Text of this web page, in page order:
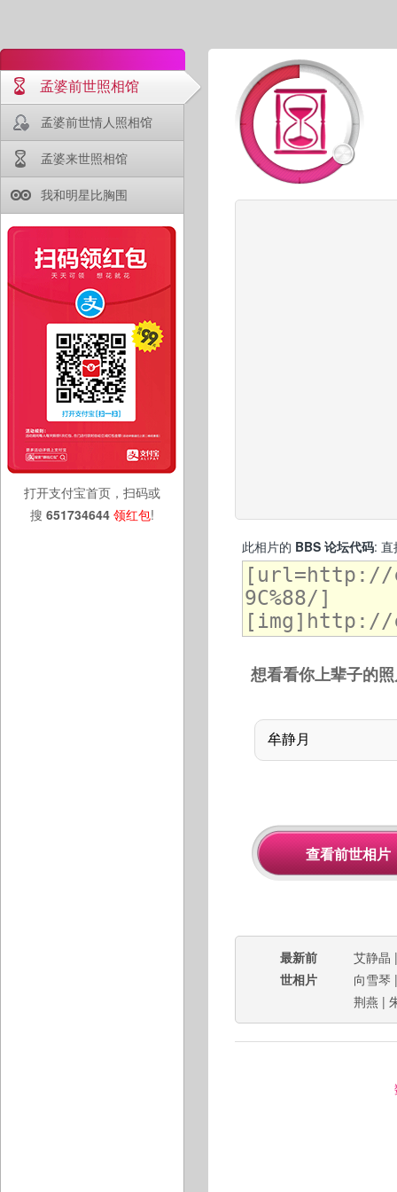
孟婆前世照相馆
孟婆前世情人照相馆
孟婆来世照相馆
我和明星比胸围
打开支付宝首页，扫码或
搜 651734644 领红包!
此相片的 BBS 论坛代码: 直
想看看你上辈子的
最新前
世相片
艾静晶
向雪琴
荆燕 |